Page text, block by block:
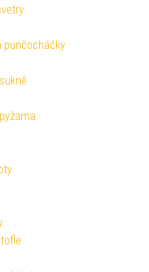
punčocháčky